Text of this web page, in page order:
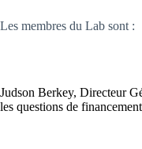
Les membres du Lab sont :
Judson Berkey, Directeur
les questions de